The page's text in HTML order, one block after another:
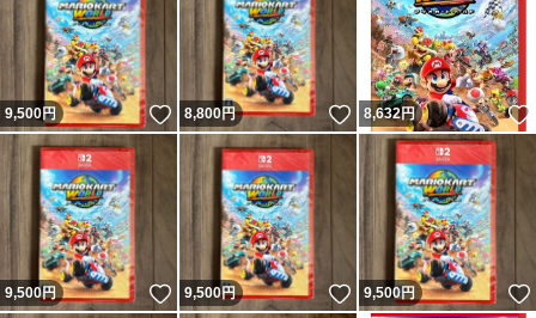
9,500円 いいね！
8,800円 いいね！
8,632円
9,500円 いいね！
9,500円 いいね！
9,500円